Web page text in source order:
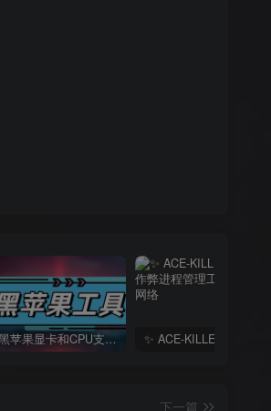
黑苹果显卡和CPU支持情况以及购买硬件防踩坑指南
下一篇